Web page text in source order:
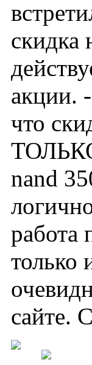
скидка
акции.
что
ТОЛЬКО
nand
работа
только
сайте.